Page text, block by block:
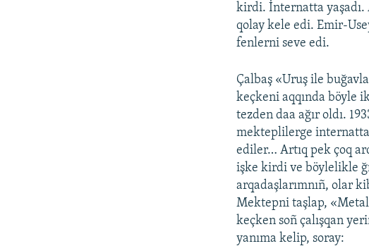
kirdi. İnternatta yaşadı.
qolay kele edi. Emir-
fenlerni seve edi.
Çalbaş «Uruş ile
keçkeni aqqında böyle
tezden daa ağır oldı.
mekteplilerge
ediler… Artıq pek çoq
işke kirdi ve böylelikle
arqadaşlarımnıñ, olar
Mektepni taşlap,
keçken soñ çalışqan
yanıma kelip, soray: